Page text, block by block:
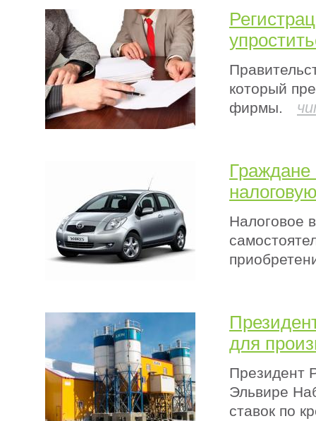
который
фирмы.
Граждане
Налоговое
для
Президент
Эльвире
ставок по